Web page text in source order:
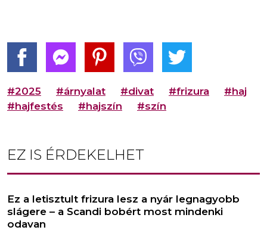
#2025 #árnyalat #divat #frizura
#haj
#hajfestés
#hajszín #szín
EZ IS ÉRDEKELHET
Ez a letisztult frizura lesz a nyár legnagyobb
slágere – a Scandi bobért most mindenki
odavan